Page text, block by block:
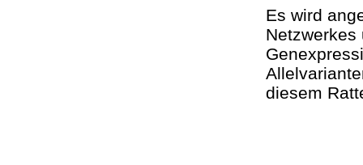
Es wird
Netzwerkes
diesem